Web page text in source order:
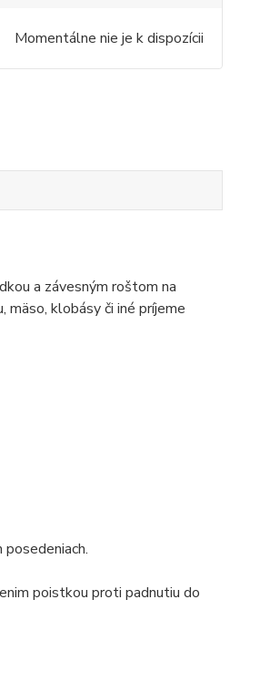
Momentálne nie je k dispozícii
a závesným roštom na
mäso, klobásy či iné príjeme
poistkou proti padnutiu do